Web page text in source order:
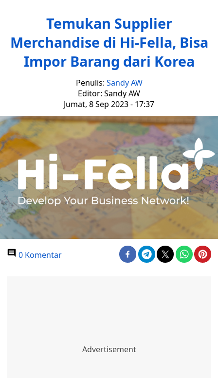
Temukan Supplier
Merchandise di Hi-Fella, Bisa
Impor Barang dari Korea
Penulis: Sandy AW
Editor: Sandy AW
Jumat, 8 Sep 2023 - 17:37
0 Komentar